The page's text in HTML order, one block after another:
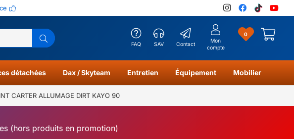
FAQ SAV Contact
Mon
compte
0
détachées Dax / Skyteam Entretien Équipement Mobilier
CARTER ALLUMAGE DIRT KAYO 90
(hors produits en promotion)